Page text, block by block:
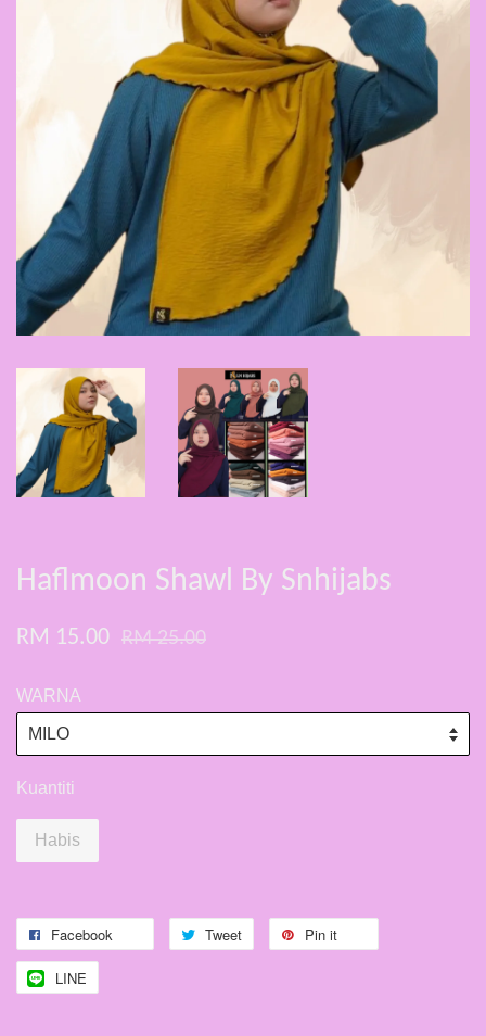
Haflmoon Shawl By Snhijabs
RM 15.00 RM 25.00
WARNA
Kuantiti
Habis
Facebook Tweet Pin it
LINE